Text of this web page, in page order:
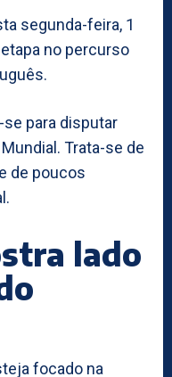
segunda-feira, 1
no percurso
se para disputar
Trata-se de
de poucos
lado
focado na